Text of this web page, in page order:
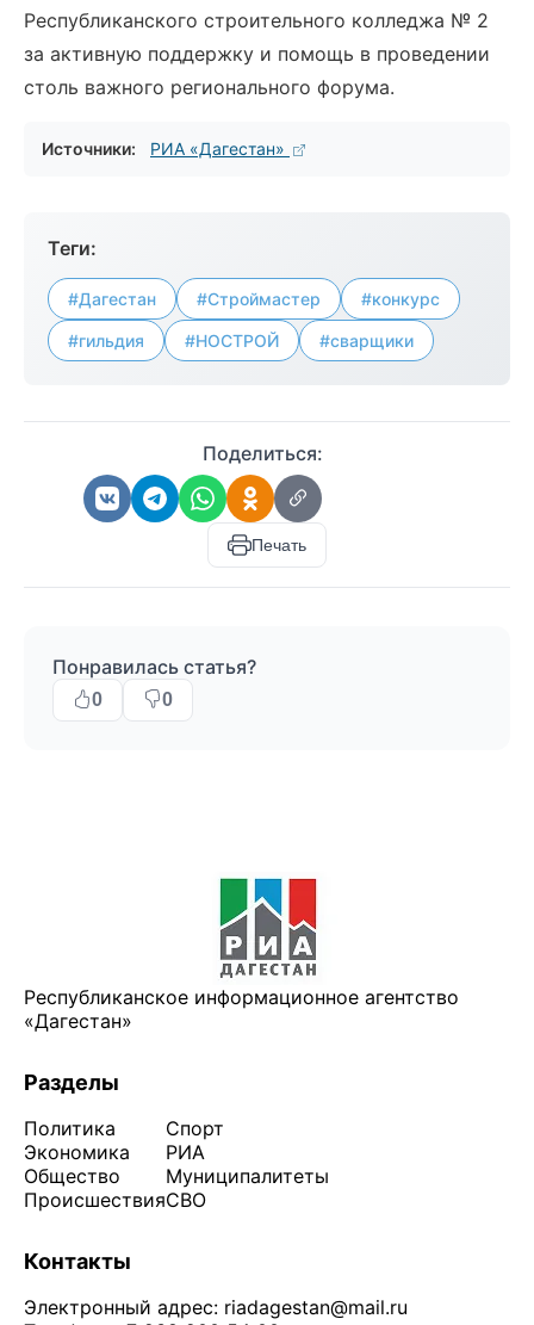
Республиканского строительного колледжа № 2
за активную поддержку и помощь в проведении
столь важного регионального форума.
Источники: РИА «Дагестан»
Теги:
#Дагестан #Строймастер #конкурс
#гильдия #НОСТРОЙ #сварщики
Поделиться:
Печать
Понравилась статья?
0 0
Республиканское информационное агентство
«Дагестан»
Разделы
Политика
Экономика
Общество
Происшествия
Спорт
РИА
Муниципалитеты
СВО
Контакты
Электронный адрес: riadagestan@mail.ru